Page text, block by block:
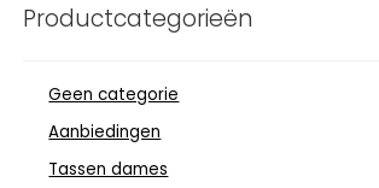
Productcategorieën
Geen categorie
Aanbiedingen
Tassen dames